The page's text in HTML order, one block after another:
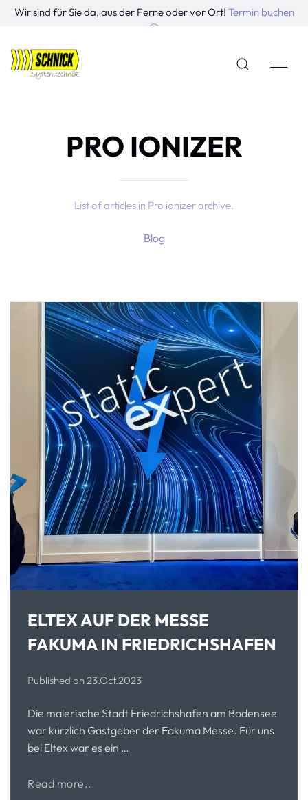
Wir sind für Sie da, aus der Ferne oder vor Ort! Termin buchen
PRO IONIZER
List of articles in Pro ionizer archive.
Blog
ELTEX AUF DER MESSE
FAKUMA IN FRIEDRICHSHAFEN
Published on23.Oct.2023
Die malerische Stadt Friedrichshafen am Bodensee
war kürzlich Gastgeber der Fakuma Messe. Für uns
bei Eltex war es ein …
Read more..